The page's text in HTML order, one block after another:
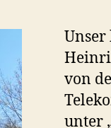
Unser
von
unter